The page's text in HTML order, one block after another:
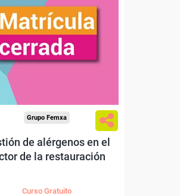
Grupo Femxa
de alérgenos en el
de la restauración
Curso Gratuito